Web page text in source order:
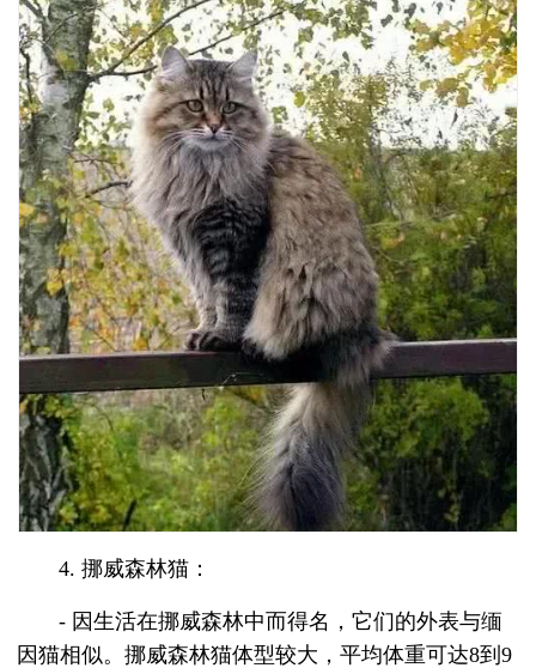
4. 挪威森林猫：
- 因生活在挪威森林中而得名，它们的外表与缅
因猫相似。挪威森林猫体型较大，平均体重可达8到9